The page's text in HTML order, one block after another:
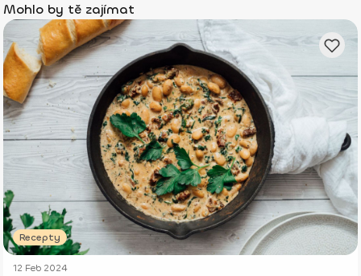
Mohlo by tě zajímat
Recepty
12 Feb 2024